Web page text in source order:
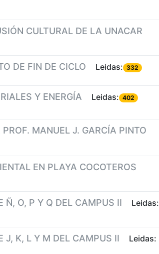
CULTURAL DE LA UNACAR
DE FIN DE CICLO Leidas: 332
Y ENERGÍA Leidas: 402
MANUEL J. GARCÍA PINTO
EN PLAYA COCOTEROS
Ñ, O, P Y Q DEL CAMPUS II Leidas:
J, K, L Y M DEL CAMPUS II Leidas: